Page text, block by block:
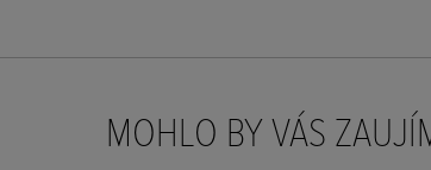
MOHLO BY VÁS